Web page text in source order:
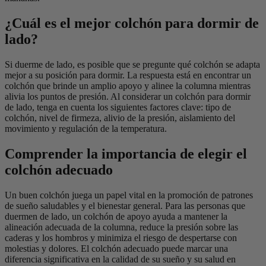
¿Cuál es el mejor colchón para dormir de
lado?
Si duerme de lado, es posible que se pregunte qué colchón se adapta
mejor a su posición para dormir. La respuesta está en encontrar un
colchón que brinde un amplio apoyo y alinee la columna mientras
alivia los puntos de presión. Al considerar un colchón para dormir
de lado, tenga en cuenta los siguientes factores clave: tipo de
colchón, nivel de firmeza, alivio de la presión, aislamiento del
movimiento y regulación de la temperatura.
Comprender la importancia de elegir el
colchón adecuado
Un buen colchón juega un papel vital en la promoción de patrones
de sueño saludables y el bienestar general. Para las personas que
duermen de lado, un colchón de apoyo ayuda a mantener la
alineación adecuada de la columna, reduce la presión sobre las
caderas y los hombros y minimiza el riesgo de despertarse con
molestias y dolores. El colchón adecuado puede marcar una
diferencia significativa en la calidad de su sueño y su salud en